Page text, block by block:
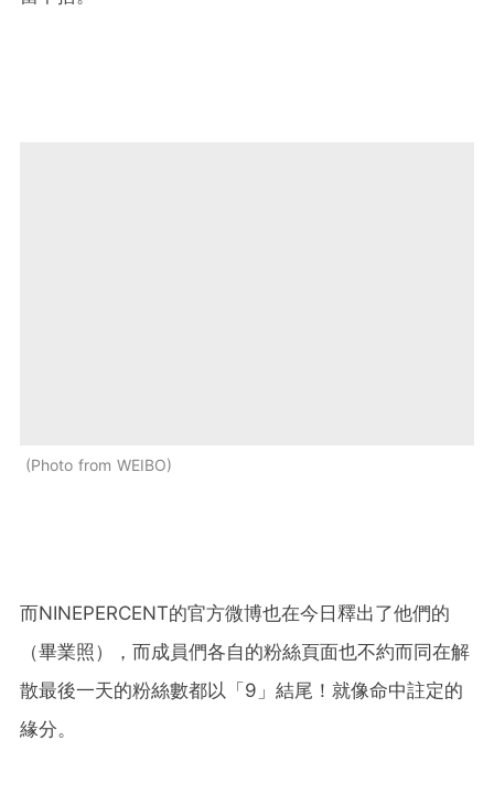
Photo from WEIBO
而NINEPERCENT的官方微博也在今日釋出了他們的
（畢業照），而成員們各自的粉絲頁面也不約而同在解
散最後一天的粉絲數都以「9」結尾！就像命中註定的
緣分。